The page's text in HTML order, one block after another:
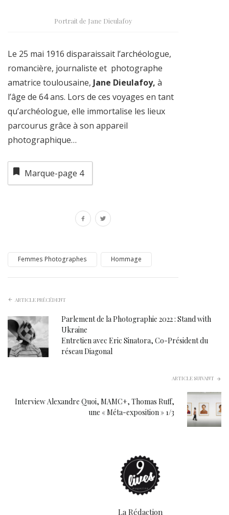
Portrait de Jane Dieulafoy
Le 25 mai 1916 disparaissait l’archéologue,
romancière, journaliste et photographe
amatrice toulousaine, Jane Dieulafoy, à
l’âge de 64 ans. Lors de ces voyages en tant
qu’archéologue, elle immortalise les lieux
parcourus grâce à son appareil
photographique…
Marque-page 4
Femmes Photographes Hommage
ARTICLE PRÉCÉDENT
Parlement de la Photographie 2022 : Stand with
Ukraine
Entretien avec Eric Sinatora, Co-Président du
réseau Diagonal
ARTICLE SUIVANT
Interview Alexandre Quoi, MAMC+, Thomas Ruff,
une « Méta-exposition » 1/3
La Rédaction